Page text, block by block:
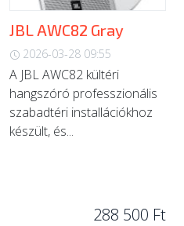
JBL AWC82 Gray
2026-03-28 09:55
A JBL AWC82 kültéri
hangszóró professzionális
szabadtéri installációkhoz
készült, és...
288 500 Ft